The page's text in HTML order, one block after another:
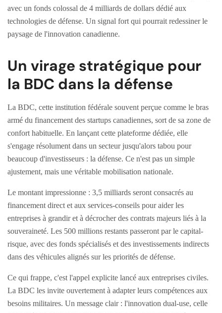
avec un fonds colossal de 4 milliards de dollars dédié aux
technologies de défense. Un signal fort qui pourrait redessiner le
paysage de l'innovation canadienne.
Un virage stratégique pour
la BDC dans la défense
La BDC, cette institution fédérale souvent perçue comme le bras
armé du financement des startups canadiennes, sort de sa zone de
confort habituelle. En lançant cette plateforme dédiée, elle
s'engage résolument dans un secteur jusqu'alors tabou pour
beaucoup d'investisseurs : la défense. Ce n'est pas un simple
ajustement, mais une véritable mobilisation nationale.
Le montant impressionne : 3,5 milliards seront consacrés au
financement direct et aux services-conseils pour aider les
entreprises à grandir et à décrocher des contrats majeurs liés à la
souveraineté. Les 500 millions restants passeront par le capital-
risque, avec des fonds spécialisés et des investissements indirects
dans des véhicules alignés sur les priorités de défense.
Ce qui frappe, c'est l'appel explicite lancé aux entreprises civiles.
La BDC les invite ouvertement à adapter leurs compétences aux
besoins militaires. Un message clair : l'innovation dual-use, celle